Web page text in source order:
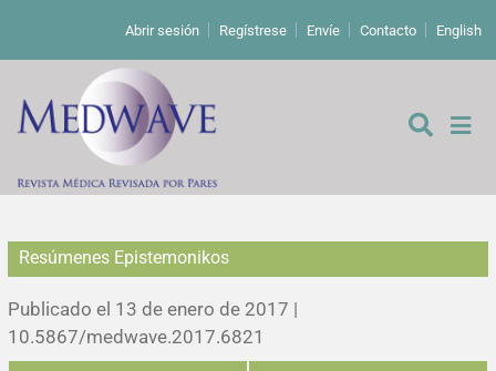
Abrir sesión Regístrese Envíe Contacto English
De los editores
Editoriales
Resúmenes Epistemonikos
Publicado el 13 de enero de 2017 |
10.5867/medwave.2017.6821